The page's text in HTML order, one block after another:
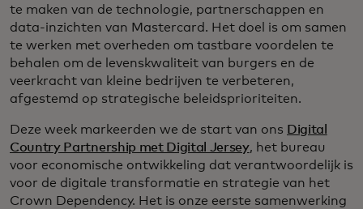
te maken van de technologie, partnerschappen en
data-inzichten van Mastercard. Het doel is om samen
te werken met overheden om tastbare voordelen te
behalen om de levenskwaliteit van burgers en de
veerkracht van kleine bedrijven te verbeteren,
afgestemd op strategische beleidsprioriteiten.
Deze week markeerden we de start van ons Digital
Country Partnership met Digital Jersey, het bureau
voor economische ontwikkeling dat verantwoordelijk is
voor de digitale transformatie en strategie van het
Crown Dependency. Het is onze eerste samenwerking